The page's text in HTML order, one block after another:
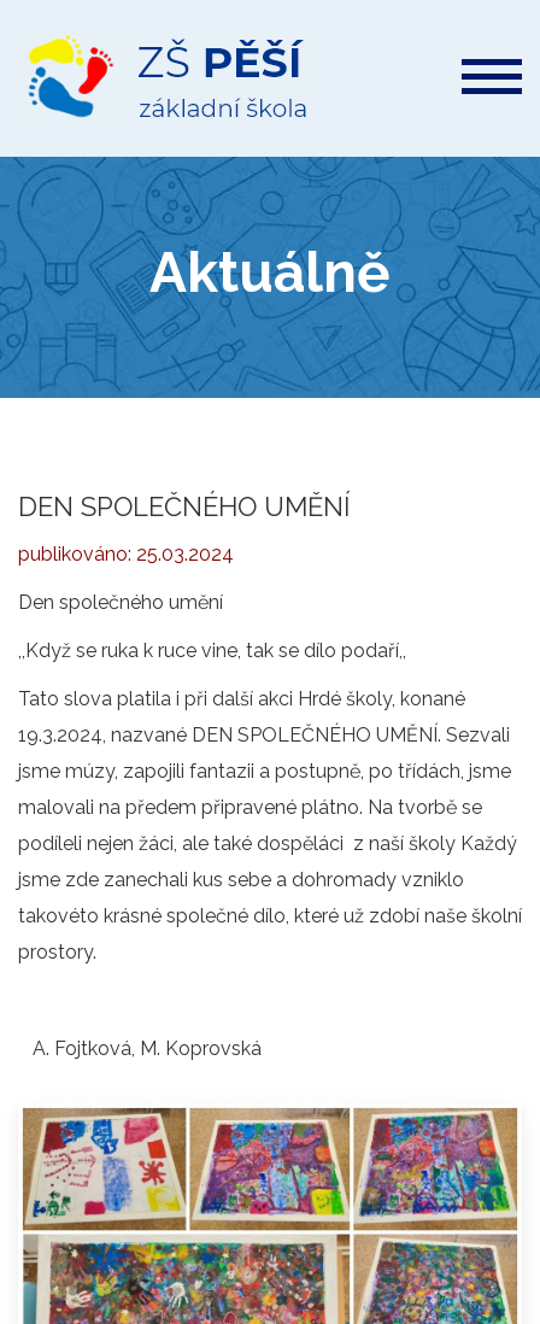
ZŠ
Pěší
Aktuálně
DEN SPOLEČNÉHO UMĚNÍ
publikováno: 25.03.2024
Den společného umění
,,Když se ruka k ruce vine, tak se dílo podaří,,
Tato slova platila i při další akci Hrdé školy, konané
19.3.2024, nazvané DEN SPOLEČNÉHO UMĚNÍ. Sezvali
jsme múzy, zapojili fantazii a postupně, po třídách, jsme
malovali na předem připravené plátno. Na tvorbě se
podíleli nejen žáci, ale také dospěláci z naší školy Každý
jsme zde zanechali kus sebe a dohromady vzniklo
takovéto krásné společné dílo, které už zdobí naše školní
prostory.
A. Fojtková, M. Koprovská